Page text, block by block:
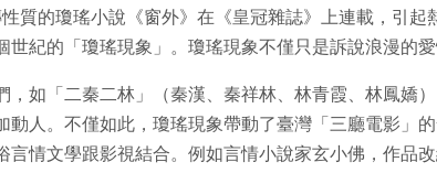
質的瓊瑤小說《窗外》在《皇冠雜誌》上連載，引
世紀的「瓊瑤現象」。瓊瑤現象不僅只是訴說浪漫的
，如「二秦二林」（秦漢、秦祥林、林青霞、林鳳嬌
動人。不僅如此，瓊瑤現象帶動了臺灣「三廳電影」
言情文學跟影視結合。例如言情小說家玄小佛，作品